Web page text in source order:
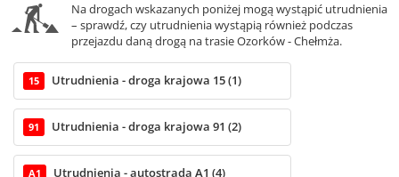
Na drogach wskazanych poniżej mogą wystąpić utrudnienia
– sprawdź, czy utrudnienia wystąpią również podczas
przejazdu daną drogą na trasie Ozorków - Chełmża.
15 Utrudnienia - droga krajowa 15 (1)
91 Utrudnienia - droga krajowa 91 (2)
A1 Utrudnienia - autostrada A1 (4)